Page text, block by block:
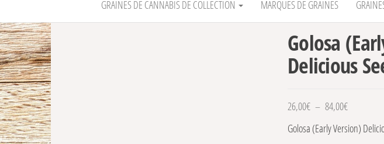
GRAINES DE CANNABIS DE COLLECTION MARQUES DE GRAINES
Golosa
Delicious
26,00€ – 84,00€Plage de
Golosa (Early Version)